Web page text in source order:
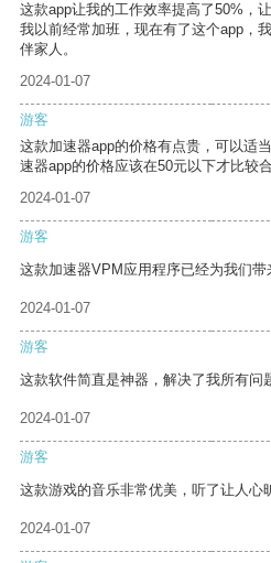
这款app让我的工作效率提高了50%，
我以前经常加班，现在有了这个app，
伴家人。
2024-01-07
游客
这款加速器app的价格有点贵，可以适
速器app的价格应该在50元以下才比较合
2024-01-07
游客
这款加速器VPM应用程序已经为我们带
2024-01-07
游客
这款软件简直是神器，解决了我所有问
2024-01-07
游客
这款游戏的音乐非常优美，听了让人心
2024-01-07